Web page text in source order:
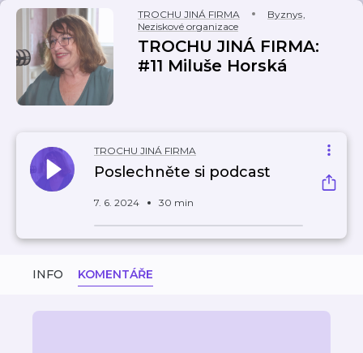
TROCHU JINÁ FIRMA Byznys,
Neziskové organizace
TROCHU JINÁ FIRMA:
#11 Miluše Horská
TROCHU JINÁ FIRMA
Poslechněte si podcast
7. 6. 2024 30 min
INFO KOMENTÁŘE